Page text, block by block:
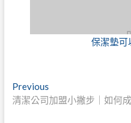
保潔墊可
文
章
PreviousPrevious
post:
清潔公司加盟小撇步｜如何